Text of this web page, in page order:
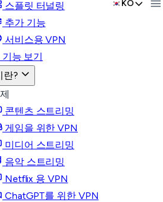
스플릿 터널링
추가 기능
서비스용 VPN
기능 보기
란?
콘텐츠 스트리밍
게임을 위한 VPN
미디어 스트리밍
음악 스트리밍
Netflix 용 VPN
ChatGPT를 위한 VPN
KO